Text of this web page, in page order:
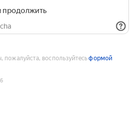
пожалуйста, воспользуйтесьформой